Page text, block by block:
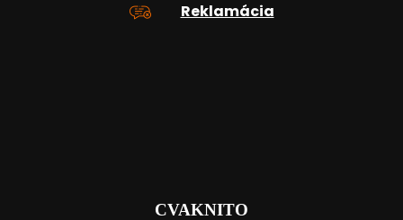
Reklamácia
CVAKNITO